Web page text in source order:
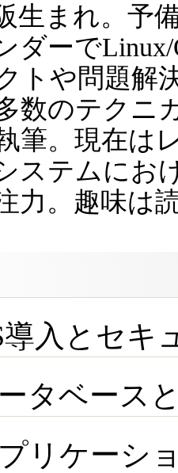
生まれ。予
ダーで
トや問題解
数のテクニ
筆。現在は
ステムにお
力。趣味は
導入とセキ
タベース
リケーシ